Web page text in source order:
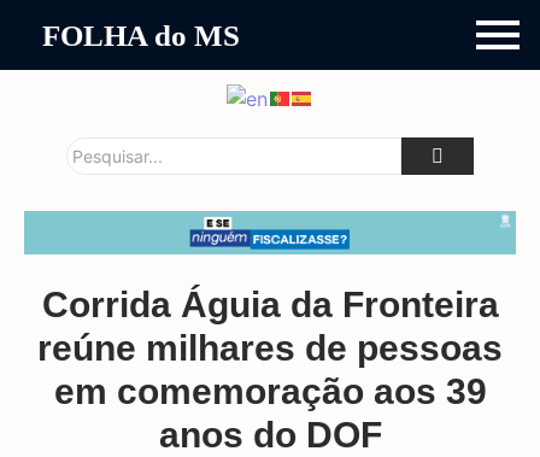
FOLHA do MS
Corrida Águia da Fronteira
reúne milhares de pessoas
em comemoração aos 39
anos do DOF